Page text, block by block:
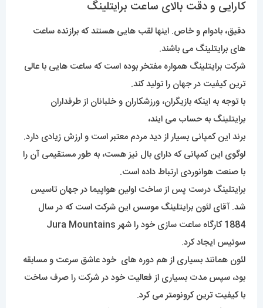
کارایی و دقت بالای ساعت برایتلینگ
دقیق، بادوام و خاص. اینها لقب هایی هستند که برازنده ساعت
های برایتلینگ می باشند.
شرکت برایتلینگ همواره مفتخر بوده است که ساعت هایی با عالی
ترین کیفیت در جهان را تولید کند.
با توجه به اینکه بازیگران، ورزشکاران و خلبانان از طرفداران
برایتلینگ به حساب می ایند،
برند این کمپانی بسیار از دید مردم معتبر است و ارزش زیادی دارد.
لوگوی این کمپانی که دارای بال نیز هست، به طور مستقیمی آن را
با صنعت هوانوردی ارتباط داده است.
برایتلینگ درست پس از ساخت اولین هواپیما در جهان تاسیس
شد. آقای لئون برایتلینگ موسس این شرکت است که در سال
1884 کارگاه ساعت سازی خود را شهر Jura Mountains
سوئیس ایجاد کرد.
لئون همانند بسیاری از هم دوره های خود عاشق سرعت و مسابقه
بود، سپس مدت بسیاری از فعالیت خود در شرکت را صرف ساخت
با کیفیت ترین کرونومتر می کرد.